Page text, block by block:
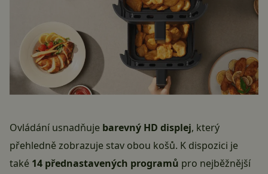
Ovládání usnadňuje barevný HD displej, který
přehledně zobrazuje stav obou košů. K dispozici je
také 14 přednastavených programů pro nejběžnější